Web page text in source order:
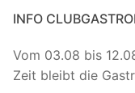
INFO
Vom 03.08 bis
Zeit bleibt die